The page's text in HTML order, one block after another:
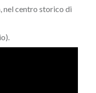
centro storico di